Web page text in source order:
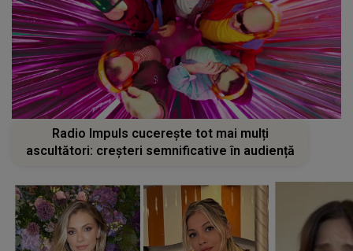
Radio Impuls cucerește tot mai mulți
ascultători: creșteri semnificative în audiență